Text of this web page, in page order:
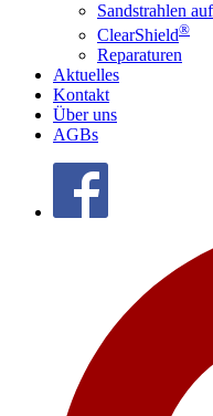
Sandstrahlen
ClearShield®
Reparaturen
Aktuelles
Kontakt
Über uns
AGBs